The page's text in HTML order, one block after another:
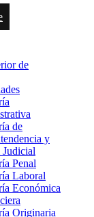
de
de
y
Penal
Laboral
Económica
Originaria